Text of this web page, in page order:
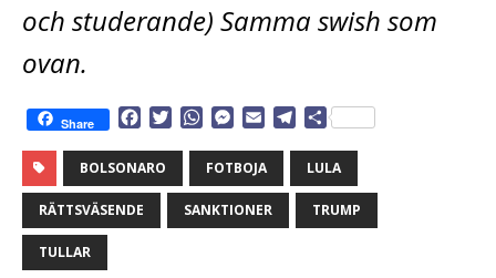
och studerande) Samma swish som
ovan.
Share
c
e
b
o
t
e
W
a
t
s
A
M
s
s
e
n
a
i
l
e
r
D
l
a
BOLSONARO FOTBOJA LULA
RÄTTSVÄSENDE SANKTIONER TRUMP
TULLAR